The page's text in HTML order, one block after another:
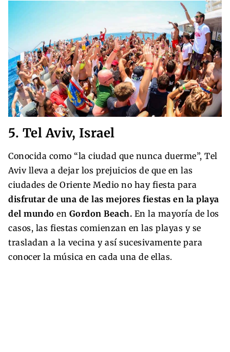
5. Tel Aviv, Israel
Conocida como “la ciudad que nunca duerme”, Tel
Aviv lleva a dejar los prejuicios de que en las
ciudades de Oriente Medio no hay fiesta para
disfrutar de una de las mejores fiestas en la playa
del mundo en Gordon Beach. En la mayoría de los
casos, las fiestas comienzan en las playas y se
trasladan a la vecina y así sucesivamente para
conocer la música en cada una de ellas.